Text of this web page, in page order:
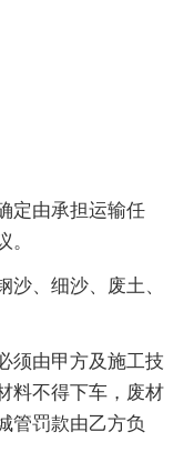
定由承担运输任
。
沙、细沙、废土、
须由甲方及施工技
料不得下车，废材
管罚款由乙方负